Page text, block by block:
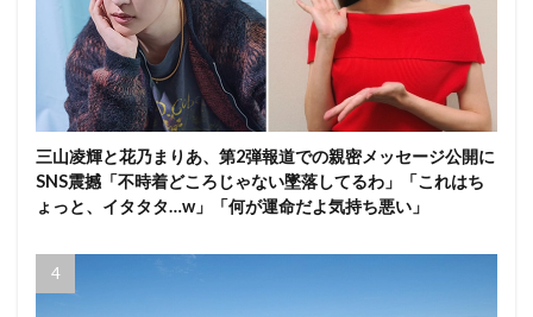
三山凌輝と花乃まりあ、第2弾報道での親密メッセージ公開に
SNS震撼「不時着どころじゃない墜落してるわ」「これはち
ょっと、イタタタ…w」「何が運命だよ気持ち悪い」